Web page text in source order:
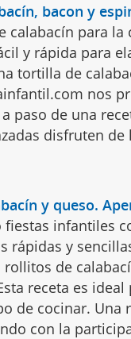
bacon y
calabacín para la
y rápida para
tortilla de
nos
paso de una
disfruten de
y queso.
fiestas infantiles
rápidas y
de
receta es ideal
de cocinar. Una
con la